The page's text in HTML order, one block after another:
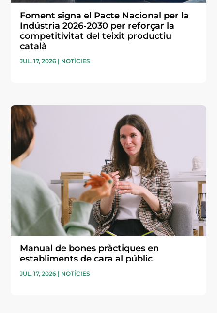
Foment signa el Pacte Nacional per la
Indústria 2026-2030 per reforçar la
competitivitat del teixit productiu
català
JUL. 17, 2026 | NOTÍCIES
Manual de bones pràctiques en
establiments de cara al públic
JUL. 17, 2026 | NOTÍCIES